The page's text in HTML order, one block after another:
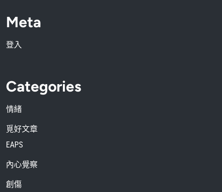
Meta
登入
Categories
情緒
覓好文章
EAPS
內心覺察
創傷